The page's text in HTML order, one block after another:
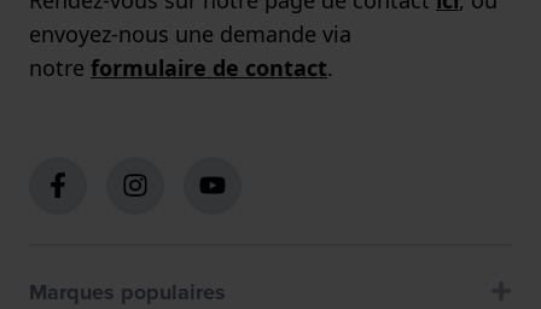
envoyez-nous une demande via
notre formulaire de contact.
Marques populaires